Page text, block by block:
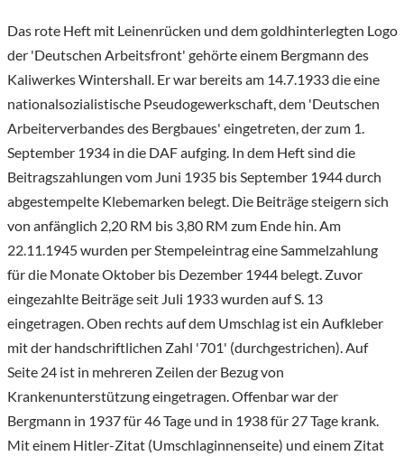
Das rote Heft mit Leinenrücken und dem goldhinterlegten Logo
der 'Deutschen Arbeitsfront' gehörte einem Bergmann des
Kaliwerkes Wintershall. Er war bereits am 14.7.1933 die eine
nationalsozialistische Pseudogewerkschaft, dem 'Deutschen
Arbeiterverbandes des Bergbaues' eingetreten, der zum 1.
September 1934 in die DAF aufging. In dem Heft sind die
Beitragszahlungen vom Juni 1935 bis September 1944 durch
abgestempelte Klebemarken belegt. Die Beiträge steigern sich
von anfänglich 2,20 RM bis 3,80 RM zum Ende hin. Am
22.11.1945 wurden per Stempeleintrag eine Sammelzahlung
für die Monate Oktober bis Dezember 1944 belegt. Zuvor
eingezahlte Beiträge seit Juli 1933 wurden auf S. 13
eingetragen. Oben rechts auf dem Umschlag ist ein Aufkleber
mit der handschriftlichen Zahl '701' (durchgestrichen). Auf
Seite 24 ist in mehreren Zeilen der Bezug von
Krankenunterstützung eingetragen. Offenbar war der
Bergmann in 1937 für 46 Tage und in 1938 für 27 Tage krank.
Mit einem Hitler-Zitat (Umschlaginnenseite) und einem Zitat